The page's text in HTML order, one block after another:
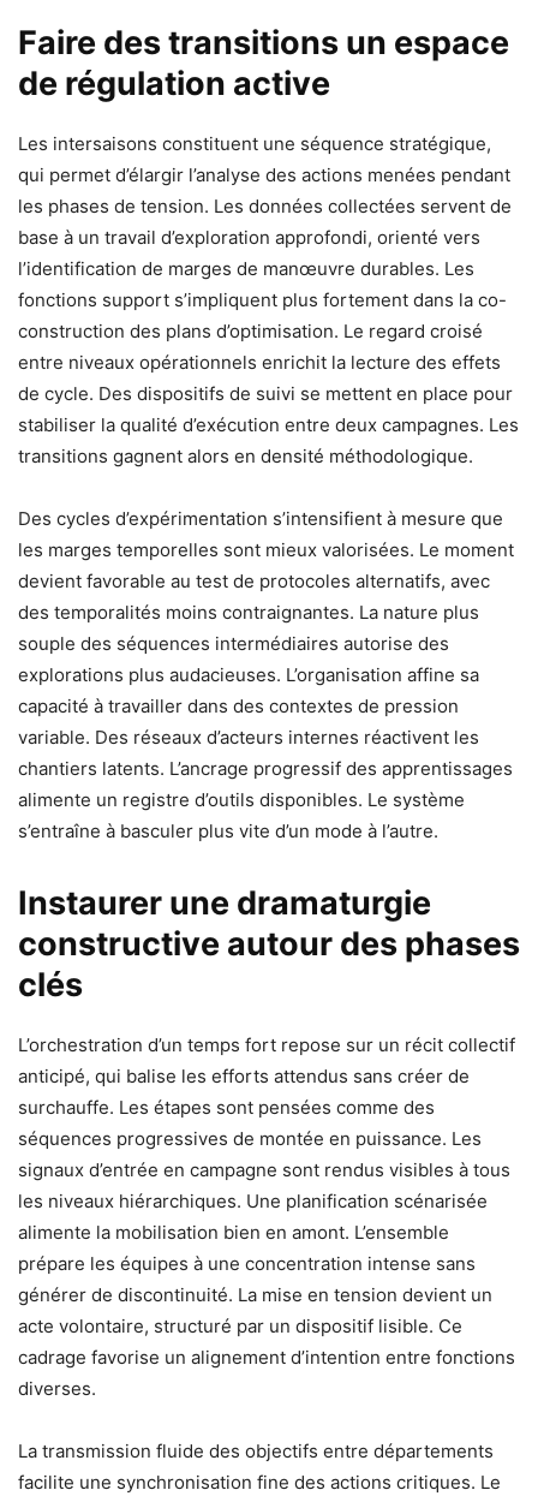
Faire des transitions un espace
de régulation active
Les intersaisons constituent une séquence stratégique,
qui permet d’élargir l’analyse des actions menées pendant
les phases de tension. Les données collectées servent de
base à un travail d’exploration approfondi, orienté vers
l’identification de marges de manœuvre durables. Les
fonctions support s’impliquent plus fortement dans la co-
construction des plans d’optimisation. Le regard croisé
entre niveaux opérationnels enrichit la lecture des effets
de cycle. Des dispositifs de suivi se mettent en place pour
stabiliser la qualité d’exécution entre deux campagnes. Les
transitions gagnent alors en densité méthodologique.
Des cycles d’expérimentation s’intensifient à mesure que
les marges temporelles sont mieux valorisées. Le moment
devient favorable au test de protocoles alternatifs, avec
des temporalités moins contraignantes. La nature plus
souple des séquences intermédiaires autorise des
explorations plus audacieuses. L’organisation affine sa
capacité à travailler dans des contextes de pression
variable. Des réseaux d’acteurs internes réactivent les
chantiers latents. L’ancrage progressif des apprentissages
alimente un registre d’outils disponibles. Le système
s’entraîne à basculer plus vite d’un mode à l’autre.
Instaurer une dramaturgie
constructive autour des phases
clés
L’orchestration d’un temps fort repose sur un récit collectif
anticipé, qui balise les efforts attendus sans créer de
surchauffe. Les étapes sont pensées comme des
séquences progressives de montée en puissance. Les
signaux d’entrée en campagne sont rendus visibles à tous
les niveaux hiérarchiques. Une planification scénarisée
alimente la mobilisation bien en amont. L’ensemble
prépare les équipes à une concentration intense sans
générer de discontinuité. La mise en tension devient un
acte volontaire, structuré par un dispositif lisible. Ce
cadrage favorise un alignement d’intention entre fonctions
diverses.
La transmission fluide des objectifs entre départements
facilite une synchronisation fine des actions critiques. Le